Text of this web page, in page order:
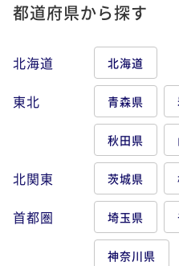
都道府県から探す
北海道 北海道
東北 青森県
秋田県
北関東 茨城県
首都圏 埼玉県
神奈川県